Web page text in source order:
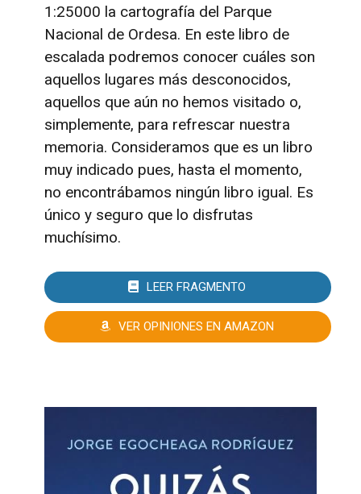
1:25000 la cartografía del Parque
Nacional de Ordesa. En este libro de
escalada podremos conocer cuáles son
aquellos lugares más desconocidos,
aquellos que aún no hemos visitado o,
simplemente, para refrescar nuestra
memoria. Consideramos que es un libro
muy indicado pues, hasta el momento,
no encontrábamos ningún libro igual. Es
único y seguro que lo disfrutas
muchísimo.
LEER FRAGMENTO
VER OPINIONES EN AMAZON